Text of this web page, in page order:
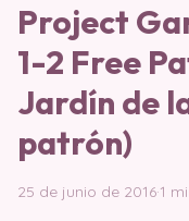
Project
1-2 Free
Jardín de
patrón)
25 de junio de 2016·1